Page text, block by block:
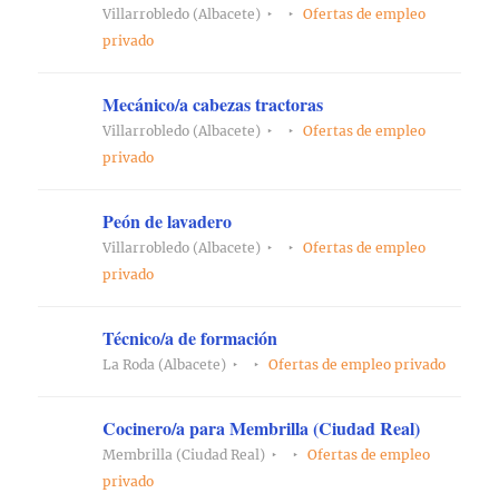
Villarrobledo (Albacete)
Ofertas de empleo
privado
Mecánico/a cabezas tractoras
Villarrobledo (Albacete)
Ofertas de empleo
privado
Peón de lavadero
Villarrobledo (Albacete)
Ofertas de empleo
privado
Técnico/a de formación
La Roda (Albacete) Ofertas de empleo privado
Cocinero/a para Membrilla (Ciudad Real)
Membrilla (Ciudad Real)
Ofertas de empleo
privado